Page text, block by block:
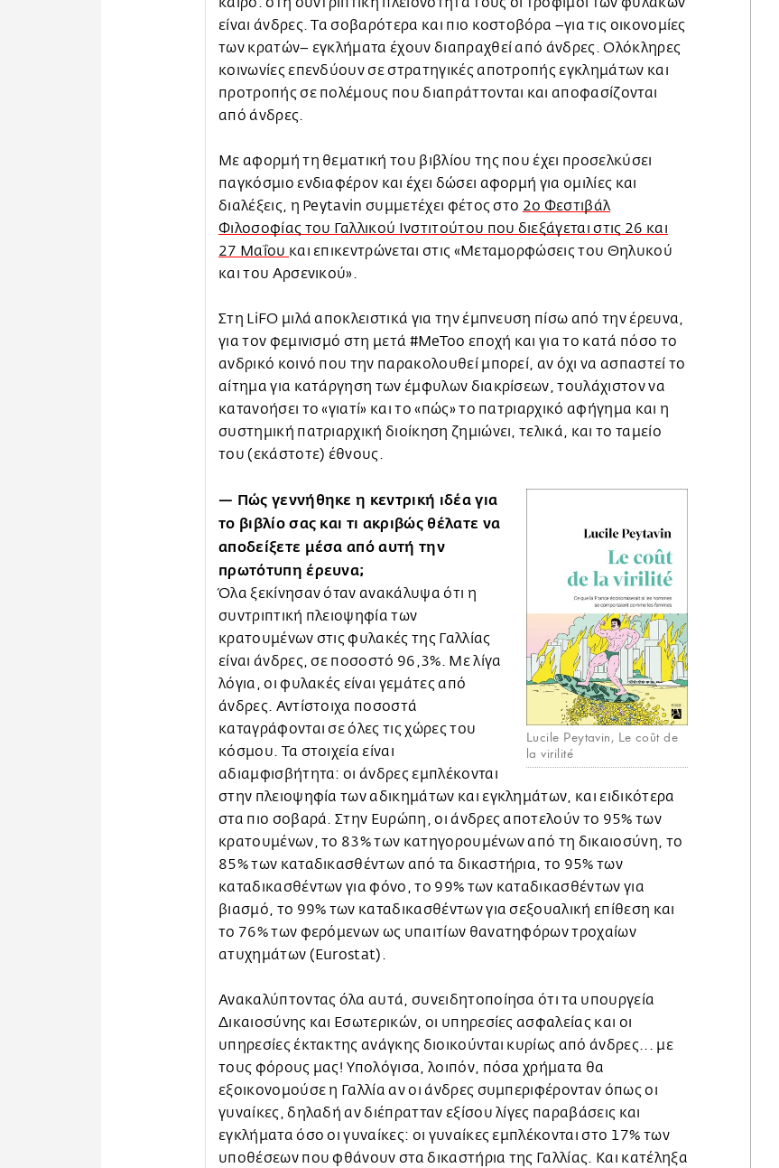
είναι άνδρες. Τα σοβαρότερα και πιο κοστοβόρα –για τις οικονομίες
των κρατών– εγκλήματα έχουν διαπραχθεί από άνδρες. Ολόκληρες
κοινωνίες επενδύουν σε στρατηγικές αποτροπής εγκλημάτων και
προτροπής σε πολέμους που διαπράττονται και αποφασίζονται
από άνδρες.
Με αφορμή τη θεματική του βιβλίου της που έχει προσελκύσει
παγκόσμιο ενδιαφέρον και έχει δώσει αφορμή για ομιλίες και
διαλέξεις, η Peytavin συμμετέχει φέτος στο 2ο Φεστιβάλ
Φιλοσοφίας του Γαλλικού Ινστιτούτου που διεξάγεται στις 26 και
27 Μαΐου και επικεντρώνεται στις «Μεταμορφώσεις του Θηλυκού
και του Αρσενικού».
Στη LiFO μιλά αποκλειστικά για την έμπνευση πίσω από την έρευνα,
για τον φεμινισμό στη μετά #MeToo εποχή και για το κατά πόσο το
ανδρικό κοινό που την παρακολουθεί μπορεί, αν όχι να ασπαστεί το
αίτημα για κατάργηση των έμφυλων διακρίσεων, τουλάχιστον να
κατανοήσει το «γιατί» και το «πώς» το πατριαρχικό αφήγημα και η
συστημική πατριαρχική διοίκηση ζημιώνει, τελικά, και το ταμείο
του (εκάστοτε) έθνους.
Lucile Peytavin, Le coût de
la virilité
— Πώς γεννήθηκε η κεντρική ιδέα για
το βιβλίο σας και τι ακριβώς θέλατε να
αποδείξετε μέσα από αυτή την
πρωτότυπη έρευνα;
Όλα ξεκίνησαν όταν ανακάλυψα ότι η
συντριπτική πλειοψηφία των
κρατουμένων στις φυλακές της Γαλλίας
είναι άνδρες, σε ποσοστό 96,3%. Με λίγα
λόγια, οι φυλακές είναι γεμάτες από
άνδρες. Αντίστοιχα ποσοστά
καταγράφονται σε όλες τις χώρες του
κόσμου. Τα στοιχεία είναι
αδιαμφισβήτητα: οι άνδρες εμπλέκονται
στην πλειοψηφία των αδικημάτων και εγκλημάτων, και ειδικότερα
στα πιο σοβαρά. Στην Ευρώπη, οι άνδρες αποτελούν το 95% των
κρατουμένων, το 83% των κατηγορουμένων από τη δικαιοσύνη, το
85% των καταδικασθέντων από τα δικαστήρια, το 95% των
καταδικασθέντων για φόνο, το 99% των καταδικασθέντων για
βιασμό, το 99% των καταδικασθέντων για σεξουαλική επίθεση και
το 76% των φερόμενων ως υπαιτίων θανατηφόρων τροχαίων
ατυχημάτων (Eurostat).
Ανακαλύπτοντας όλα αυτά, συνειδητοποίησα ότι τα υπουργεία
Δικαιοσύνης και Εσωτερικών, οι υπηρεσίες ασφαλείας και οι
υπηρεσίες έκτακτης ανάγκης διοικούνται κυρίως από άνδρες... με
τους φόρους μας! Υπολόγισα, λοιπόν, πόσα χρήματα θα
εξοικονομούσε η Γαλλία αν οι άνδρες συμπεριφέρονταν όπως οι
γυναίκες, δηλαδή αν διέπρατταν εξίσου λίγες παραβάσεις και
εγκλήματα όσο οι γυναίκες: οι γυναίκες εμπλέκονται στο 17% των
υποθέσεων που φθάνουν στα δικαστήρια της Γαλλίας. Και κατέληξα